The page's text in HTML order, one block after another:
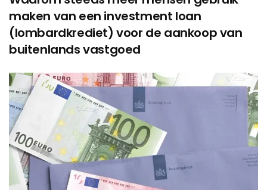
maken van een investment loan
(lombardkrediet) voor de aankoop van
buitenlands vastgoed